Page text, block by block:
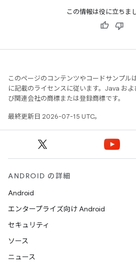
この情報は役に立ちま
このページのコンテンツやコードサンプルは
に記載のライセンスに従います。Java お
び関連会社の商標または登録商標です。
最終更新日 2026-07-15 UTC。
ANDROID の詳細
Android
エンタープライズ向け Android
セキュリティ
ソース
ニュース